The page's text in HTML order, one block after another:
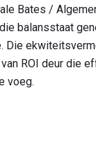
Bates /
balansstaat
Die
ROI deur die
voeg.